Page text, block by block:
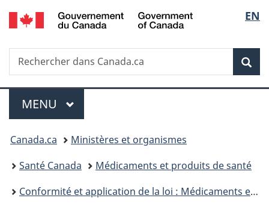
Passer
au
principal
Passer
à
Au
du
Passer
au
de
section
Passer
à
version
simplifiée
de
la
EN
Recherche
Rechercher
dans
Menu
MENU PRINCIPAL
Vous
êtes
ici :
Canada.ca
Ministères et organismes
Santé Canada
Médicaments et produits de santé
Conformité et application de la loi : Médicaments et produits de santé